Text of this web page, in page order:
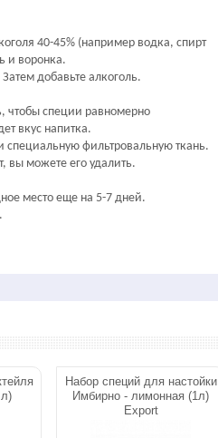
40-45% (например водка, спирт
и воронка.
добавьте алкоголь.
чтобы специи равномерно
вкус напитка.
специальную фильтровальную ткань.
вы можете его удалить.
место еще на 5-7 дней.
Набор специй для настойки
Имбирно - лимонная (1л)
Export